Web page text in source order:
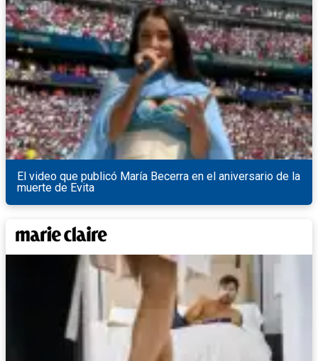
El video que publicó María Becerra en el aniversario de la
muerte de Evita